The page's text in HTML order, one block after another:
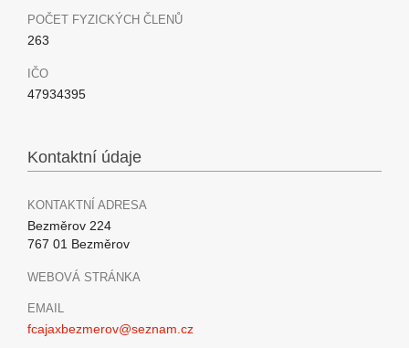
POČET FYZICKÝCH ČLENŮ
263
IČO
47934395
Kontaktní údaje
KONTAKTNÍ ADRESA
Bezměrov 224
767 01 Bezměrov
WEBOVÁ STRÁNKA
EMAIL
fcajaxbezmerov@seznam.cz